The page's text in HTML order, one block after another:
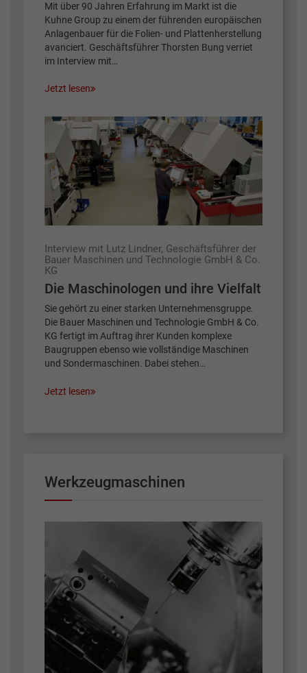
Mit über 90 Jahren Erfahrung im Markt ist die
Kuhne Group zu einem der führenden europäischen
Anlagenbauer für die Folien- und Plattenherstellung
avanciert. Geschäftsführer Thorsten Bung verriet
im Interview mit…
Jetzt lesen
Interview mit Lutz Lindner, Geschäftsführer der
Bauer Maschinen und Technologie GmbH & Co.
KG
Die Maschinologen und ihre Vielfalt
Sie gehört zu einer starken Unternehmensgruppe.
Die Bauer Maschinen und Technologie GmbH & Co.
KG fertigt im Auftrag ihrer Kunden komplexe
Baugruppen ebenso wie vollständige Maschinen
und Sondermaschinen. Dabei stehen…
Jetzt lesen
Werkzeugmaschinen